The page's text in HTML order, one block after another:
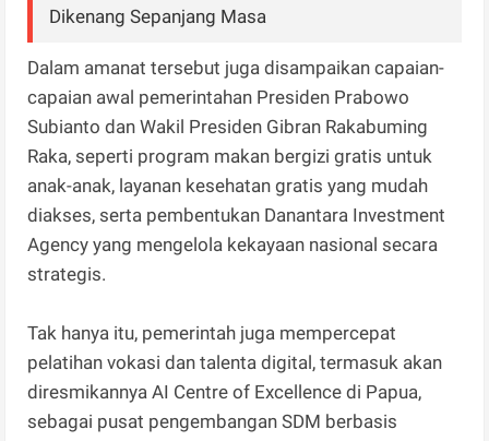
Dikenang Sepanjang Masa
Dalam amanat tersebut juga disampaikan capaian-
capaian awal pemerintahan Presiden Prabowo
Subianto dan Wakil Presiden Gibran Rakabuming
Raka, seperti program makan bergizi gratis untuk
anak-anak, layanan kesehatan gratis yang mudah
diakses, serta pembentukan Danantara Investment
Agency yang mengelola kekayaan nasional secara
strategis.
Tak hanya itu, pemerintah juga mempercepat
pelatihan vokasi dan talenta digital, termasuk akan
diresmikannya AI Centre of Excellence di Papua,
sebagai pusat pengembangan SDM berbasis